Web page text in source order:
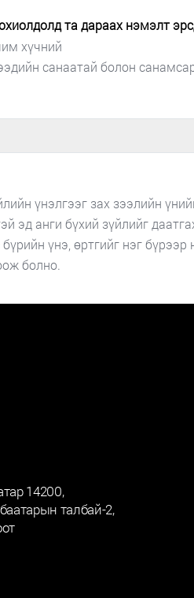
та дараах нэмэлт
хүчний
санаатай болон
үнэлгээг зах зээлийн
эд анги бүхий зүйлийг
үнэ, өртгийг нэг
болно.
14200,
талбай-2,